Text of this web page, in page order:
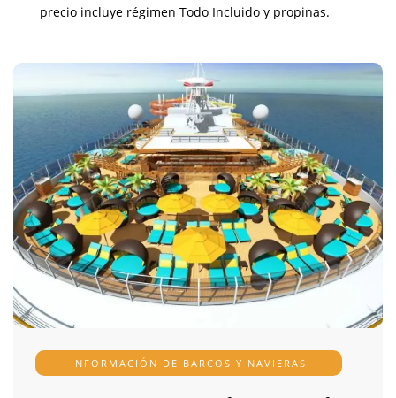
precio incluye régimen Todo Incluido y propinas.
INFORMACIÓN DE BARCOS Y NAVIERAS